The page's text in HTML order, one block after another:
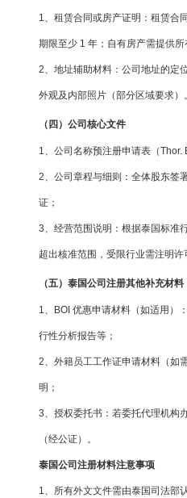
1、租赁合同或房产证明：租赁合
期限至少 1 年；自有房产需提供所
2、地址辅助材料：公司地址的定
外观及内部照片（部分区域要求）。
（四）公司核心文件
1、公司名称预注册申请表（Thor.
2、公司章程与细则：全体股东签
证；
3、经营范围说明：根据泰国标准
超出核准范围，受限行业需注明许
（五）泰国公司注册其他补充材料
1、BOI 优惠申请材料（如适用）
行性分析报告等；
2、外籍员工工作证申请材料（如
明；
3、授权委托书：若委托代理机构
（经公证）。
泰国公司注册材料注意事项
1、所有外文文件需由泰国司法部